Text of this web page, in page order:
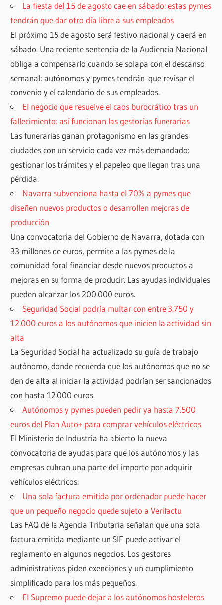
La fiesta del 15 de agosto cae en sábado: estas pymes
tendrán que dar otro día libre a sus empleados
El próximo 15 de agosto será festivo nacional y caerá en
sábado. Una reciente sentencia de la Audiencia Nacional
obliga a compensarlo cuando se solapa con el descanso
semanal: autónomos y pymes tendrán que revisar el
convenio y el calendario de sus empleados.
El negocio que resuelve el caos burocrático tras un
fallecimiento: así funcionan las gestorías funerarias
Las funerarias ganan protagonismo en las grandes
ciudades con un servicio cada vez más demandado:
gestionar los trámites y el papeleo que llegan tras una
pérdida.
Navarra subvenciona hasta el 70% a pymes que
diseñen nuevos productos o desarrollen mejoras de
producción
Una convocatoria del Gobierno de Navarra, dotada con
33 millones de euros, permite a las pymes de la
comunidad foral financiar desde nuevos productos a
mejoras en su forma de producir. Las ayudas individuales
pueden alcanzar los 200.000 euros.
Seguridad Social podría multar con entre 3.750 y
12.000 euros a los autónomos que inicien la actividad sin
alta
La Seguridad Social ha actualizado su guía de trabajo
autónomo, donde recuerda que los autónomos que no se
den de alta al iniciar la actividad podrían ser sancionados
con hasta 12.000 euros.
Autónomos y pymes pueden pedir ya hasta 7.500
euros del Plan Auto+ para comprar vehículos eléctricos
El Ministerio de Industria ha abierto la nueva
convocatoria de ayudas para que los autónomos y las
empresas cubran una parte del importe por adquirir
vehículos eléctricos.
Una sola factura emitida por ordenador puede hacer
que un pequeño negocio quede sujeto a Verifactu
Las FAQ de la Agencia Tributaria señalan que una sola
factura emitida mediante un SIF puede activar el
reglamento en algunos negocios. Los gestores
administrativos piden exenciones y un cumplimiento
simplificado para los más pequeños.
El Supremo puede dejar a los autónomos hosteleros